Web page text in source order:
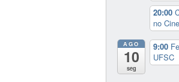
20:00
no
AGO
10
seg
9:00
UFSC